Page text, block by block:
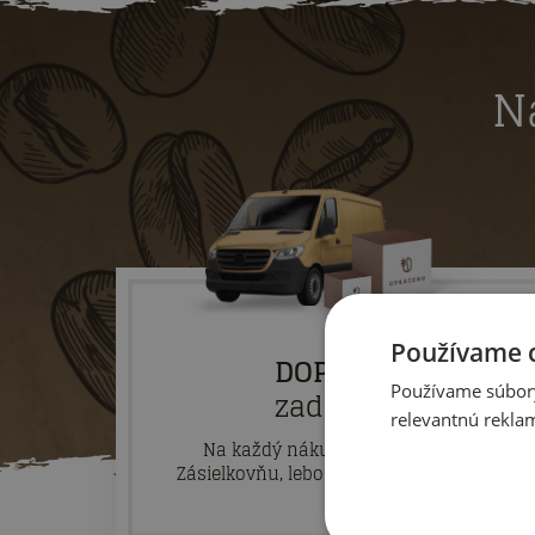
DOPRAVA
zadarmo
Na každý nákup nad 60 Eur cez
Zásielkovňu, lebo nad 100 Eur cez PPL.
Používame
Používame
relevantnú